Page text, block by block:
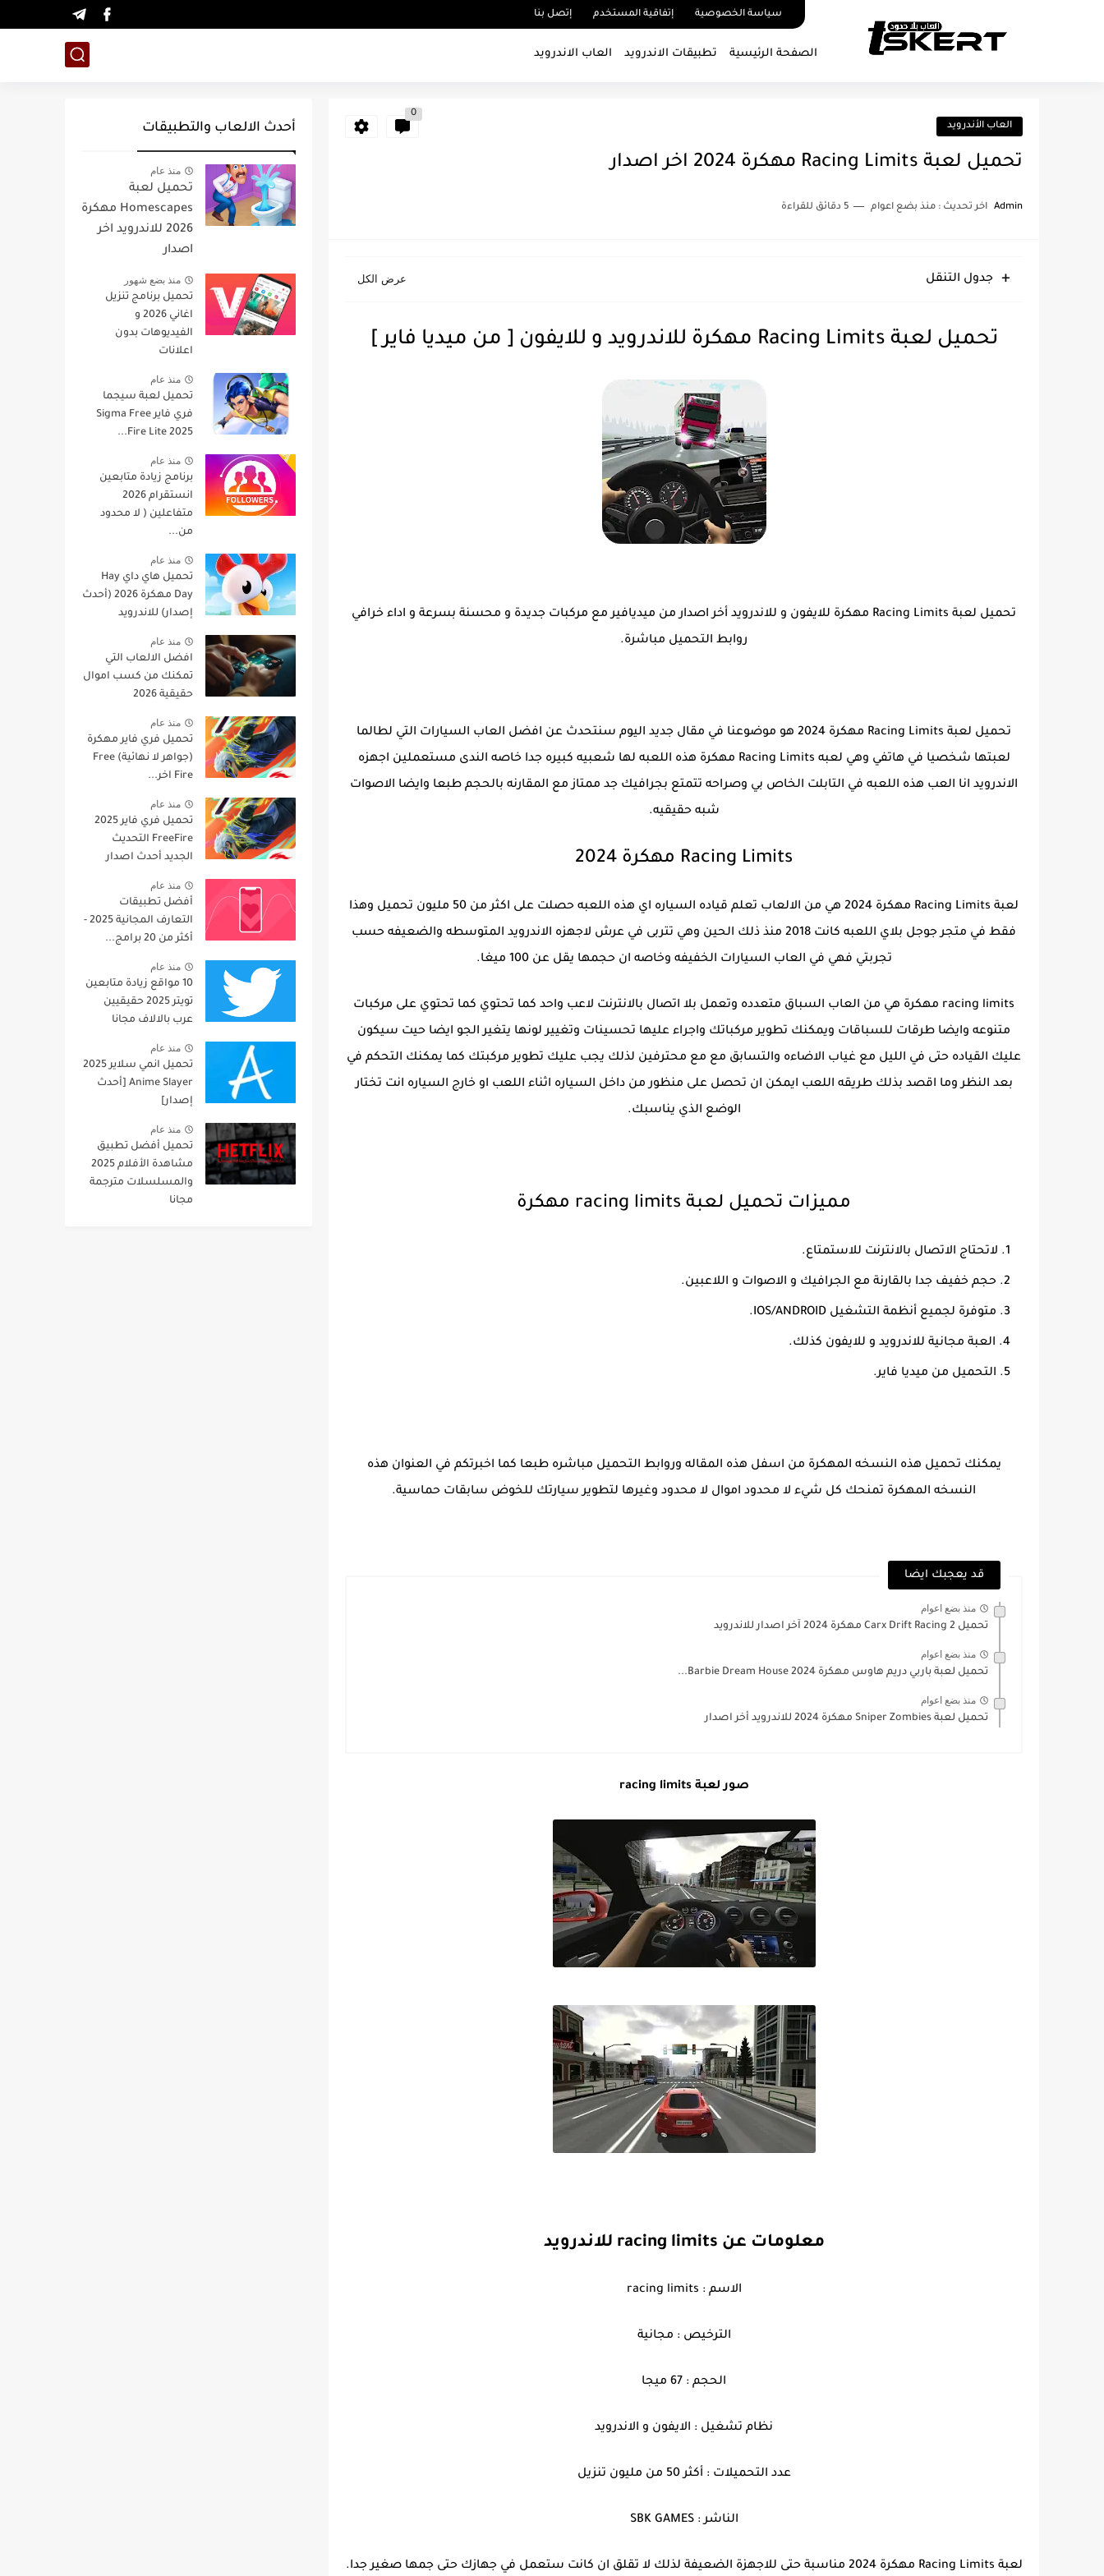
سياسة الخصوصية إتفاقية المستخدم إتصل بنا
الصفحة الرئيسية تطبيقات الاندرويد العاب الاندرويد
العاب الأندرويد
0
تحميل لعبة Racing Limits مهكرة 2024 اخر اصدار
Admin اخر تحديث : منذ بضع اعوام 5 دقائق للقراءة
جدول التنقل
تحميل لعبة Racing Limits مهكرة للاندرويد و للايفون [ من ميديا فاير ]
تحميل لعبة Racing Limits مهكرة للايفون و للاندرويد أخر اصدار من ميديافير مع مركبات جديدة و محسنة بسرعة و اداء خرافي
روابط التحميل مباشرة.
تحميل لعبة Racing Limits مهكرة 2024 هو موضوعنا في مقال جديد اليوم سنتحدث عن افضل العاب السيارات التي لطالما
لعبتها شخصيا في هاتفي وهي لعبه Racing Limits مهكرة هذه اللعبه لها شعبيه كبيره جدا خاصه الندى مستعملين اجهزه
الاندرويد انا العب هذه اللعبه في التابلت الخاص بي وصراحه تتمتع بجرافيك جد ممتاز مع المقارنه بالحجم طبعا وايضا الاصوات
شبه حقيقيه.
Racing Limits مهكرة 2024
لعبة Racing Limits مهكرة 2024 هي من الالعاب تعلم قياده السياره اي هذه اللعبه حصلت على اكثر من 50 مليون تحميل وهذا
فقط في متجر جوجل بلاي اللعبه كانت 2018 منذ ذلك الحين وهي تتربى في عرش لاجهزه الاندرويد المتوسطه والضعيفه حسب
تجربتي فهي في العاب السيارات الخفيفه وخاصه ان حجمها يقل عن 100 ميغا.
racing limits مهكرة هي من العاب السباق متعدده وتعمل بلا اتصال بالانترنت لاعب واحد كما تحتوي كما تحتوي على مركبات
متنوعه وايضا طرقات للسباقات ويمكنك تطوير مركباتك واجراء عليها تحسينات وتغيير لونها يتغير الجو ايضا حيت سيكون
عليك القياده حتى في الليل مع غياب الاضاءه والتسابق مع مع محترفين لذلك يجب عليك تطوير مركبتك كما يمكنك التحكم في
بعد النظر وما اقصد بذلك طريقه اللعب ايمكن ان تحصل على منظور من داخل السياره اثناء اللعب او خارج السياره انت تختار
الوضع الذي يناسبك.
مميزات تحميل لعبة racing limits مهكرة
لاتحتاج الاتصال بالانترنت للاستمتاع.
حجم خفيف جدا بالقارنة مع الجرافيك و الاصوات و اللاعبين.
متوفرة لجميع أنظمة التشغيل IOS/ANDROID.
العبة مجانية للاندرويد و للايفون كذلك.
التحميل من ميديا فاير.
يمكنك تحميل هذه النسخه المهكرة من اسفل هذه المقاله وروابط التحميل مباشره طبعا كما اخبرتكم في العنوان هذه
النسخه المهكرة تمنحك كل شيء لا محدود اموال لا محدود وغيرها لتطوير سيارتك للخوض سابقات حماسية.
قد يعجبك ايضا
منذ بضع اعوام
تحميل Carx Drift Racing 2 مهكرة 2024 آخر اصدار للاندرويد
منذ بضع اعوام
تحميل لعبة باربي دريم هاوس مهكرة 2024 Barbie Dream House...
منذ بضع اعوام
تحميل لعبة Sniper Zombies مهكرة 2024 للاندرويد أخر اصدار
صور لعبة racing limits
معلومات عن racing limits للاندرويد
الاسم : racing limits
الترخيص : مجانية
الحجم : 67 ميجا
نظام تشغيل : الايفون و الاندرويد
عدد التحميلات : أكثر 50 من مليون تنزيل
الناشر : SBK GAMES
لعبة Racing Limits مهكرة 2024 مناسبة حتى للاجهزة الضعيفة لذلك لا تقلق ان كانت ستعمل في جهازك حتى جمها صغير جدا.
أحدث الالعاب والتطبيقات
منذ عام
تحميل لعبة
Homescapes مهكرة
2026 للاندرويد اخر
اصدار
منذ بضع شهور
تحميل برنامج تنزيل
اغاني 2026 و
الفيديوهات بدون
اعلانات
منذ عام
تحميل لعبة سيجما
فري فاير Sigma Free
Fire Lite 2025...
منذ عام
برنامج زيادة متابعين
انستقرام 2026
متفاعلين ( لا محدود
من...
منذ عام
تحميل هاي داي Hay
Day مهكرة 2026 (أحدث
إصدار) للاندرويد
منذ عام
افضل الالعاب التي
تمكنك من كسب اموال
حقيقية 2026
منذ عام
تحميل فري فاير مهكرة
(جواهر لا نهائية) Free
Fire اخر...
منذ عام
تحميل فري فاير 2025
FreeFire التحديث
الجديد أحدث اصدار
منذ عام
أفضل تطبيقات
التعارف المجانية 2025 -
أكثر من 20 برامج...
منذ عام
10 مواقع زيادة متابعين
تويتر 2025 حقيقيين
عرب بالالاف مجانا
منذ عام
تحميل انمي سلاير 2025
Anime Slayer [أحدث
إصدار]
منذ عام
تحميل أفضل تطبيق
مشاهدة الأفلام 2025
والمسلسلات مترجمة
مجانا